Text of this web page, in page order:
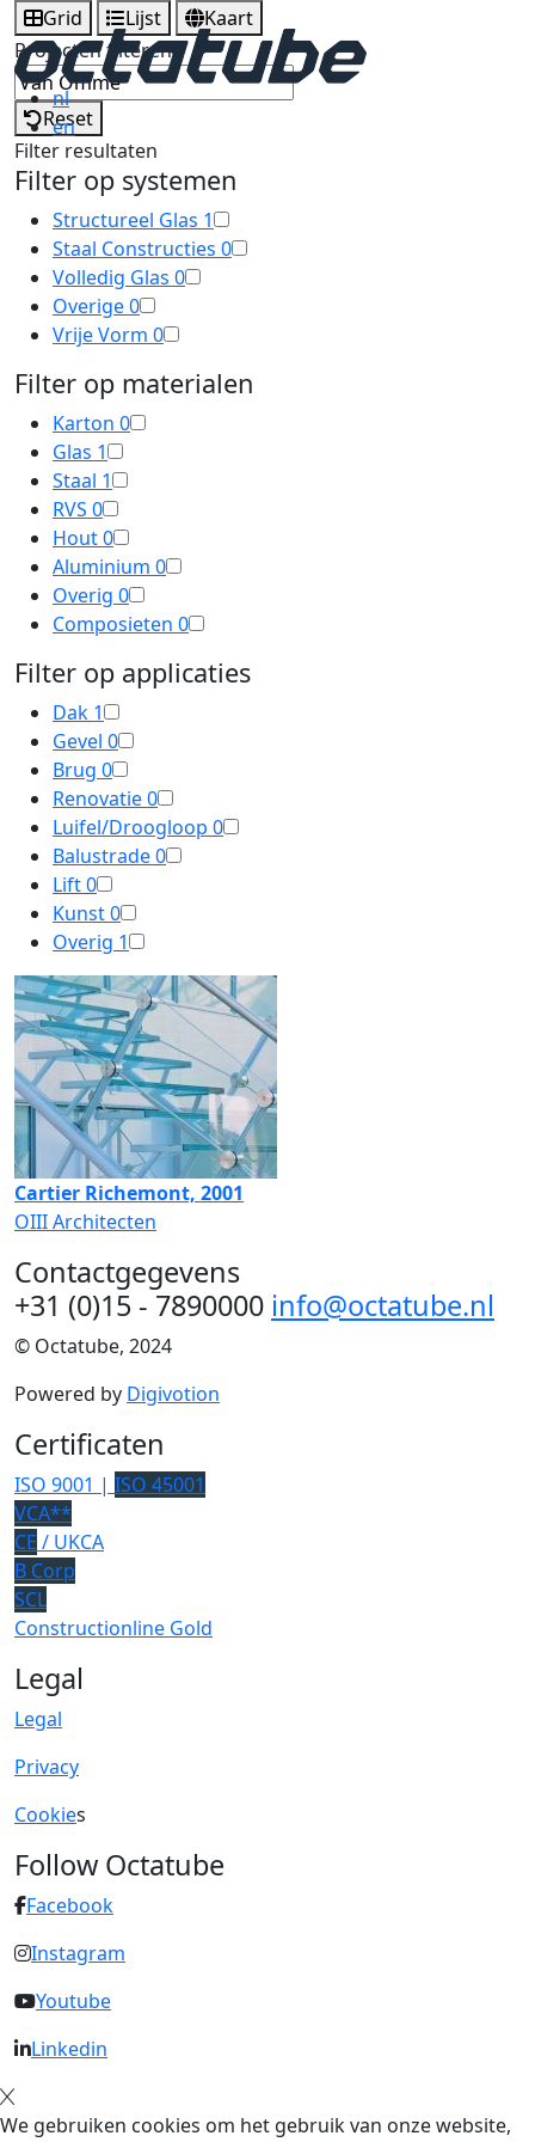
nl
en
Grid Lijst
Kaart
Projecten filteren
Reset
Filter resultaten
Filter op systemen
Structureel Glas 1
Staal Constructies 0
Volledig Glas 0
Overige0
Vrije Vorm 0
Filter op materialen
Karton 0
Glas 1
Staal 1
RVS 0
Hout0
Aluminium 0
Overig 0
Composieten 0
Filter op applicaties
Dak 1
Gevel 0
Brug 0
Renovatie0
Luifel/Droogloop 0
Balustrade0
Lift0
Kunst0
Overig 1
Cartier Richemont, 2001
OIII Architecten
Contactgegevens
+31 (0)15 - 7890000 info@octatube.nl
© Octatube, 2024
Powered by Digivotion
Certificaten
ISO 9001 | ISO 45001
VCA**
CE / UKCA
B Corp
SCL
Constructionline Gold
Legal
Legal
Privacy
Cookies
Follow Octatube
Facebook
Instagram
Youtube
Linkedin
We gebruiken cookies om het gebruik van onze website,